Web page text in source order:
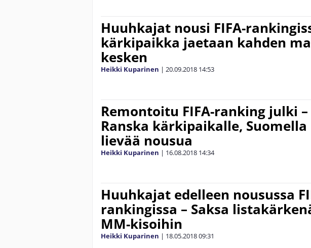
Huuhkajat nousi FIFA-
kärkipaikka jaetaan kahden
kesken
Heikki Kuparinen | 20.09.2018 14:53
Remontoitu FIFA-ranking julki –
Ranska kärkipaikalle, Suomella
lievää nousua
Heikki Kuparinen | 16.08.2018 14:34
Huuhkajat edelleen nousussa
rankingissa – Saksa
MM-kisoihin
Heikki Kuparinen | 18.05.201809:31